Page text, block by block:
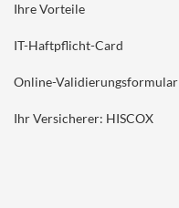
Ihre Vorteile
IT-Haftpflicht-Card
Online-Validierungsformular
Ihr Versicherer: HISCOX